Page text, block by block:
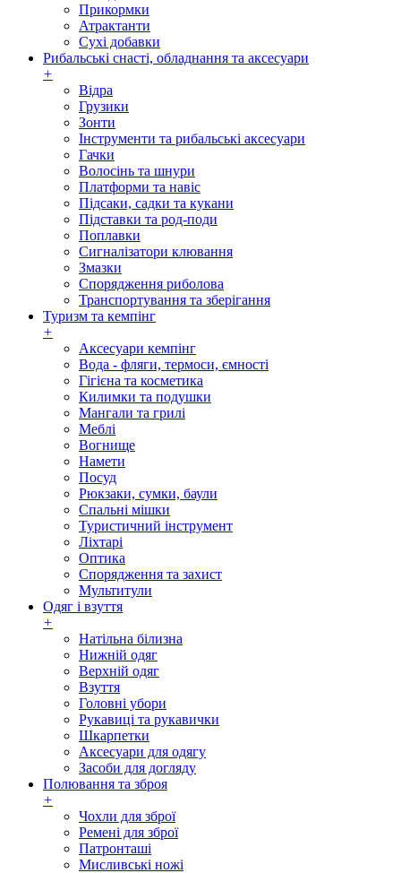
Прикормки
Атрактанти
Сухі добавки
Рибальські снасті, обладнання та аксесуари
+
Відра
Грузики
Зонти
Інструменти та рибальські аксесуари
Гачки
Волосінь та шнури
Платформи та навіс
Підсаки, садки та кукани
Підставки та род-поди
Поплавки
Сигналізатори клювання
Змазки
Спорядження риболова
Транспортування та зберігання
Туризм та кемпінг
+
Аксесуари кемпінг
Вода - фляги, термоси, ємності
Гігієна та косметика
Килимки та подушки
Мангали та грилі
Меблі
Вогнище
Намети
Посуд
Рюкзаки, сумки, баули
Спальні мішки
Туристичний інструмент
Ліхтарі
Оптика
Спорядження та захист
Мультитули
Одяг і взуття
+
Натільна білизна
Нижній одяг
Верхній одяг
Взуття
Головні убори
Рукавиці та рукавички
Шкарпетки
Аксесуари для одягу
Засоби для догляду
Полювання та зброя
+
Чохли для зброї
Ремені для зброї
Патронташі
Мисливські ножі